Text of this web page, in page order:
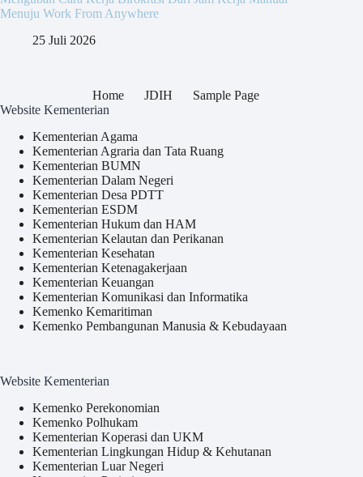
Menuju Work From Anywhere
25 Juli 2026
Home JDIH
Sample Page
Website Kementerian
Kementerian Agama
Kementerian Agraria dan Tata Ruang
Kementerian BUMN
Kementerian Dalam Negeri
Kementerian Desa PDTT
Kementerian ESDM
Kementerian Hukum dan HAM
Kementerian Kelautan dan Perikanan
Kementerian Kesehatan
Kementerian Ketenagakerjaan
Kementerian Keuangan
Kementerian Komunikasi dan Informatika
Kemenko Kemaritiman
Kemenko Pembangunan Manusia & Kebudayaan
Website Kementerian
Kemenko Perekonomian
Kemenko Polhukam
Kementerian Koperasi dan UKM
Kementerian Lingkungan Hidup & Kehutanan
Kementerian Luar Negeri